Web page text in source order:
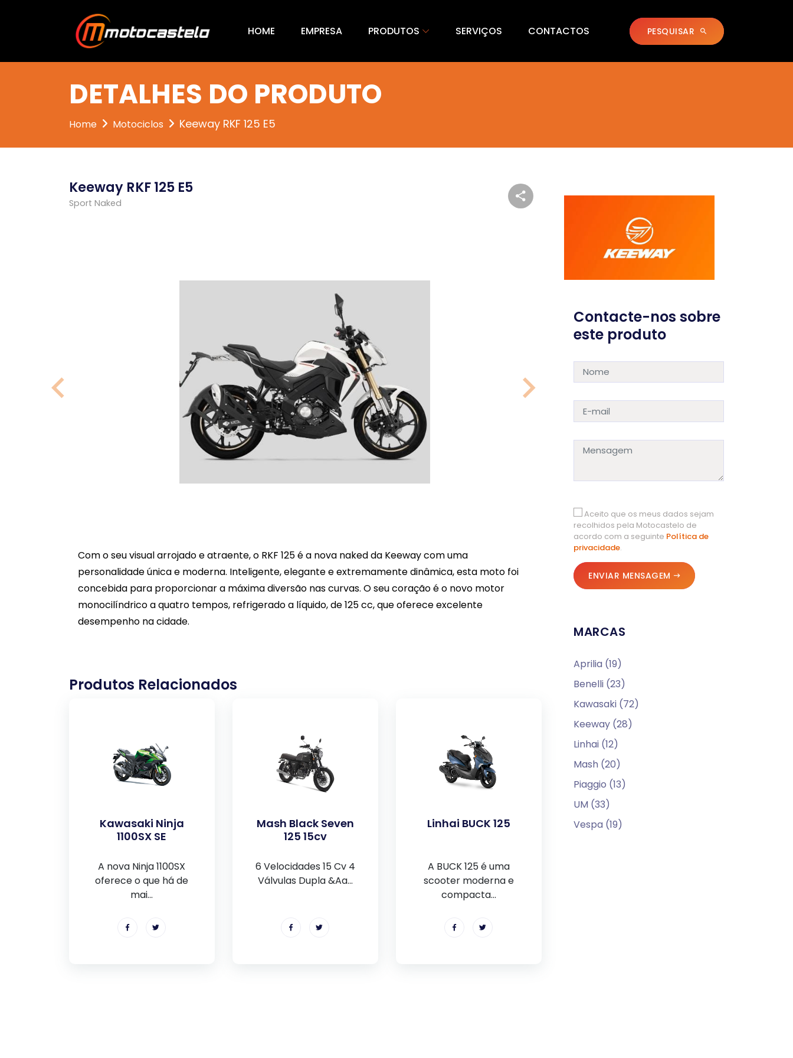
HOME EMPRESA PRODUTOS SERVIÇOS CONTACTOS PESQUISAR
DETALHES DO PRODUTO
Home Motociclos Keeway RKF 125 E5
Keeway RKF 125 E5
Sport Naked
Com o seu visual arrojado e atraente, o RKF 125 é a nova naked da Keeway com uma
personalidade única e moderna. Inteligente, elegante e extremamente dinâmica, esta moto foi
concebida para proporcionar a máxima diversão nas curvas. O seu coração é o novo motor
monocilíndrico a quatro tempos, refrigerado a líquido, de 125 cc, que oferece excelente
desempenho na cidade.
Produtos Relacionados
Kawasaki Ninja
1100SX SE
A nova Ninja 1100SX
oferece o que há de
mai...
Mash Black Seven
125 15cv
6 Velocidades 15 Cv 4
Válvulas Dupla &Aa...
Linhai BUCK 125
A BUCK 125 é uma
scooter moderna e
compacta...
Contacte-nos sobre
este produto
Aceito que os meus dados sejam
recolhidos pela Motocastelo de
acordo com a seguinte Política de
privacidade.
ENVIAR MENSAGEM
MARCAS
Aprilia (19)
Benelli (23)
Kawasaki (72)
Keeway (28)
Linhai (12)
Mash (20)
Piaggio (13)
UM (33)
Vespa (19)